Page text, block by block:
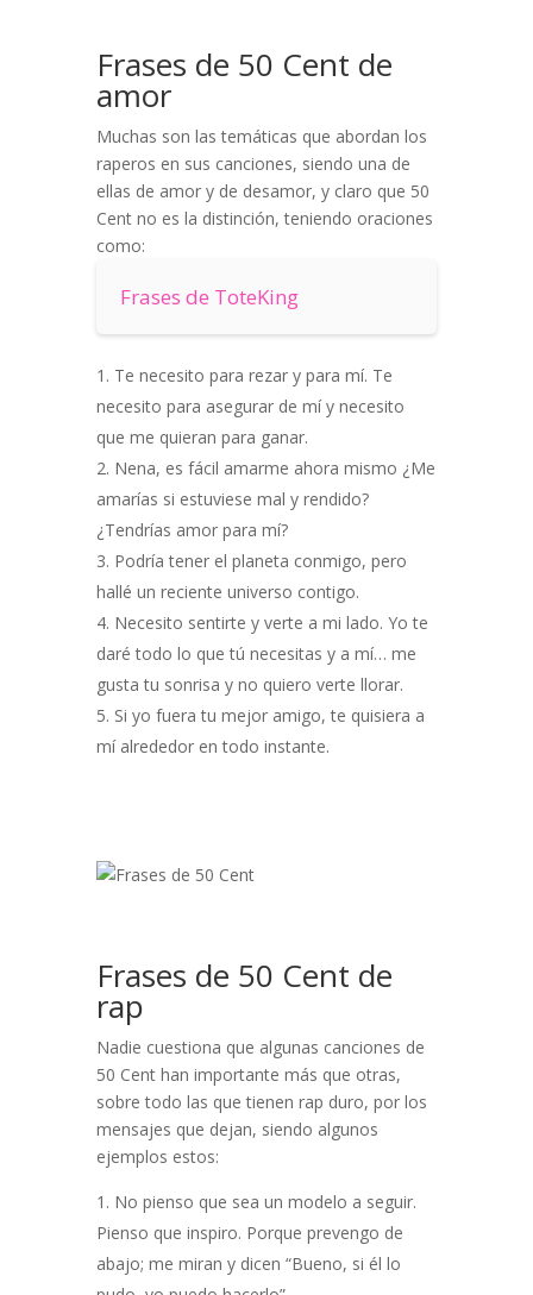
Frases de 50 Cent de
amor
Muchas son las temáticas que abordan los
raperos en sus canciones, siendo una de
ellas de amor y de desamor, y claro que 50
Cent no es la distinción, teniendo oraciones
como:
Frases de ToteKing
Te necesito para rezar y para mí. Te
necesito para asegurar de mí y necesito
que me quieran para ganar.
Nena, es fácil amarme ahora mismo ¿Me
amarías si estuviese mal y rendido?
¿Tendrías amor para mí?
Podría tener el planeta conmigo, pero
hallé un reciente universo contigo.
Necesito sentirte y verte a mi lado. Yo te
daré todo lo que tú necesitas y a mí… me
gusta tu sonrisa y no quiero verte llorar.
Si yo fuera tu mejor amigo, te quisiera a
mí alrededor en todo instante.
Frases de 50 Cent de
rap
Nadie cuestiona que algunas canciones de
50 Cent han importante más que otras,
sobre todo las que tienen rap duro, por los
mensajes que dejan, siendo algunos
ejemplos estos:
No pienso que sea un modelo a seguir.
Pienso que inspiro. Porque prevengo de
abajo; me miran y dicen “Bueno, si él lo